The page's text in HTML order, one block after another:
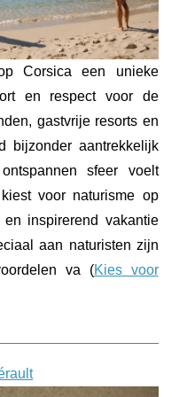
Corsica een unieke
en respect voor de
gastvrije resorts en
bijzonder aantrekkelijk
sfeer voelt
voor naturisme op
inspirerend vakantie
aan naturisten zijn
va (Kies voor